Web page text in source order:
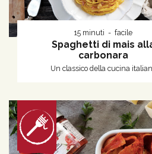
15 minuti facile
Spaghetti di mais
carbonara
Un classico della cucina